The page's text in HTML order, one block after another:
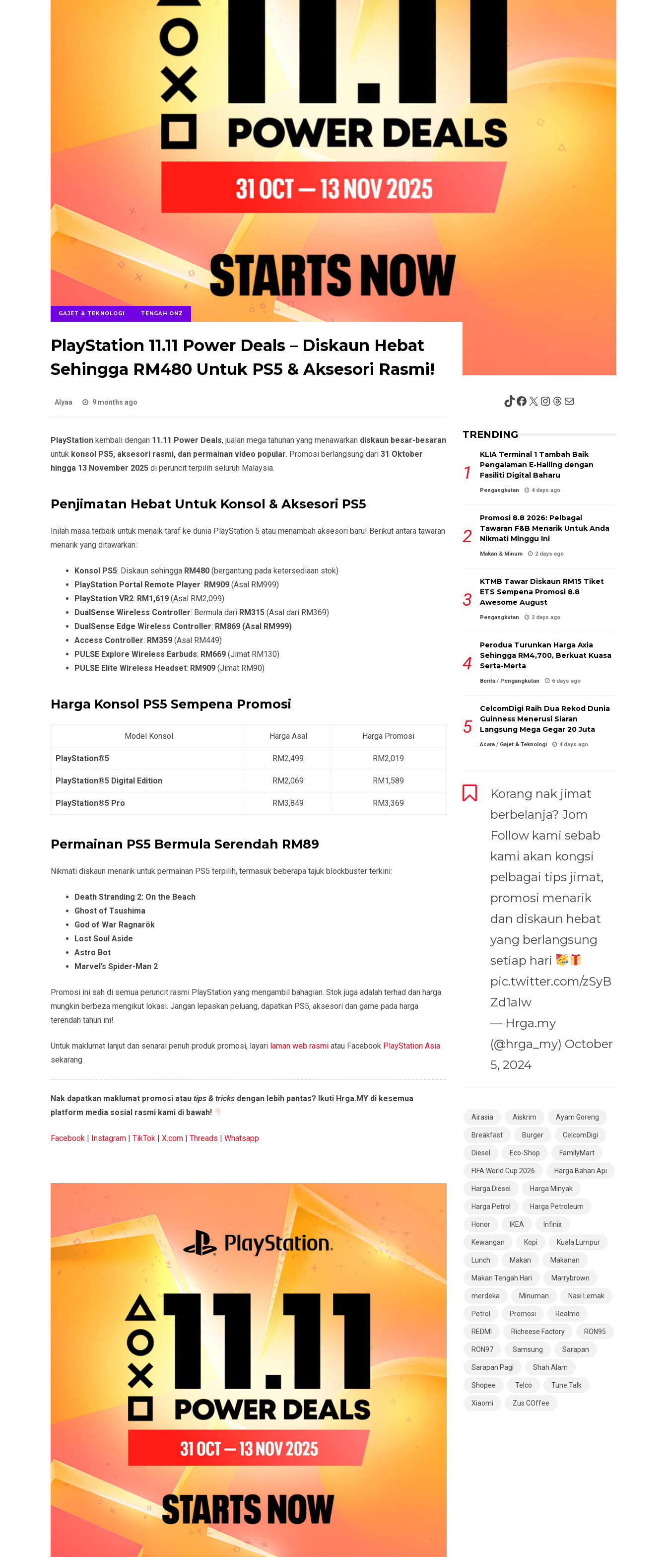
GAJET & TEKNOLOGI TENGAH ONZ
PlayStation 11.11 Power Deals – Diskaun Hebat
Sehingga RM480 Untuk PS5 & Aksesori Rasmi!
Alyaa 9 months ago
PlayStation kembali dengan 11.11 Power Deals, jualan mega tahunan yang menawarkan diskaun besar-besaran
untuk konsol PS5, aksesori rasmi, dan permainan video popular. Promosi berlangsung dari 31 Oktober
hingga 13 November 2025 di peruncit terpilih seluruh Malaysia.
Penjimatan Hebat Untuk Konsol & Aksesori PS5
Inilah masa terbaik untuk menaik taraf ke dunia PlayStation 5 atau menambah aksesori baru! Berikut antara tawaran
menarik yang ditawarkan:
Konsol PS5: Diskaun sehingga RM480 (bergantung pada ketersediaan stok)
PlayStation Portal Remote Player: RM909 (Asal RM999)
PlayStation VR2: RM1,619 (Asal RM2,099)
DualSense Wireless Controller: Bermula dari RM315 (Asal dari RM369)
DualSense Edge Wireless Controller: RM869 (Asal RM999)
Access Controller: RM359 (Asal RM449)
PULSE Explore Wireless Earbuds: RM669 (Jimat RM130)
PULSE Elite Wireless Headset: RM909 (Jimat RM90)
Harga Konsol PS5 Sempena Promosi
Model Konsol Harga Asal Harga Promosi
PlayStation®5 RM2,499 RM2,019
PlayStation®5 Digital Edition RM2,069 RM1,589
PlayStation®5 Pro RM3,849 RM3,369
Permainan PS5 Bermula Serendah RM89
Nikmati diskaun menarik untuk permainan PS5 terpilih, termasuk beberapa tajuk blockbuster terkini:
Death Stranding 2: On the Beach
Ghost of Tsushima
God of War Ragnarök
Lost Soul Aside
Astro Bot
Marvel’s Spider-Man 2
Promosi ini sah di semua peruncit rasmi PlayStation yang mengambil bahagian. Stok juga adalah terhad dan harga
mungkin berbeza mengikut lokasi. Jangan lepaskan peluang, dapatkan PS5, aksesori dan game pada harga
terendah tahun ini!
Untuk maklumat lanjut dan senarai penuh produk promosi, layari laman web rasmi atau Facebook PlayStation Asia
sekarang.
Nak dapatkan maklumat promosi atau tips & tricks dengan lebih pantas? Ikuti Hrga.MY di kesemua
platform media sosial rasmi kami di bawah!
Facebook Instagram TikTok X.com Threads Whatsapp
TikTok
Facebook
X Instagram
Threads
Mail
TRENDING
KLIA Terminal 1 Tambah Baik
Pengalaman E-Hailing dengan
Fasiliti Digital Baharu
Pengangkutan 4 days ago
Promosi 8.8 2026: Pelbagai
Tawaran F&B Menarik Untuk Anda
Nikmati Minggu Ini
Makan & Minum 2 days ago
KTMB Tawar Diskaun RM15 Tiket
ETS Sempena Promosi 8.8
Awesome August
Pengangkutan 2 days ago
Perodua Turunkan Harga Axia
Sehingga RM4,700, Berkuat Kuasa
Serta-Merta
Berita / Pengangkutan 6 days ago
CelcomDigi Raih Dua Rekod Dunia
Guinness Menerusi Siaran
Langsung Mega Gegar 20 Juta
Acara / Gajet & Teknologi 4 days ago
Korang nak jimat
berbelanja? Jom
Follow kami sebab
kami akan kongsi
pelbagai tips jimat,
promosi menarik
dan diskaun hebat
yang berlangsung
setiap hari
pic.twitter.com/zSyB
Zd1aIw
— Hrga.my
(@hrga_my) October
5, 2024
Airasia Aiskrim Ayam Goreng
Breakfast Burger CelcomDigi
Diesel Eco-Shop FamilyMart
FIFA World Cup 2026 Harga Bahan Api
Harga Diesel Harga Minyak
Harga Petrol Harga Petroleum
Honor IKEA Infinix
Kewangan Kopi Kuala Lumpur
Lunch Makan Makanan
Makan Tengah Hari Marrybrown
merdeka Minuman Nasi Lemak
Petrol Promosi Realme
REDMI Richeese Factory RON95
RON97 Samsung Sarapan
Sarapan Pagi Shah Alam
Shopee Telco Tune Talk
Xiaomi Zus COffee